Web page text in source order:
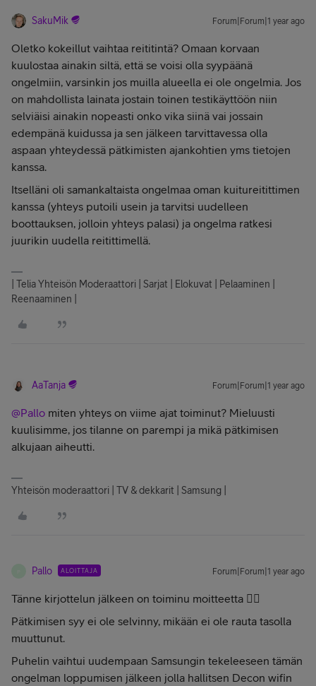
SakuMik Forum|Forum|1 year ago
Oletko kokeillut vaihtaa reititintä? Omaan korvaan
kuulostaa ainakin siltä, että se voisi olla syypäänä
ongelmiin, varsinkin jos muilla alueella ei ole ongelmia. Jos
on mahdollista lainata jostain toinen testikäyttöön niin
selviäisi ainakin nopeasti onko vika siinä vai jossain
edempänä kuidussa ja sen jälkeen tarvittavessa olla
aspaan yhteydessä pätkimisten ajankohtien yms tietojen
kanssa.
Itselläni oli samankaltaista ongelmaa oman kuitureitittimen
kanssa (yhteys putoili usein ja tarvitsi uudelleen
boottauksen, jolloin yhteys palasi) ja ongelma ratkesi
juurikin uudella reitittimellä.
| Telia Yhteisön Moderaattori | Sarjat | Elokuvat | Pelaaminen |
Reenaaminen |
AaTanja Forum|Forum|1 year ago
@Pallo miten yhteys on viime ajat toiminut? Mieluusti
kuulisimme, jos tilanne on parempi ja mikä pätkimisen
alkujaan aiheutti.
Yhteisön moderaattori | TV & dekkarit | Samsung |
Pallo ALOITTAJA Forum|Forum|1 year ago
Tänne kirjottelun jälkeen on toiminu moitteetta 👍🏻
Pätkimisen syy ei ole selvinny, mikään ei ole rauta tasolla
muuttunut.
Puhelin vaihtui uudempaan Samsungin tekeleeseen tämän
ongelman loppumisen jälkeen jolla hallitsen Decon wifin